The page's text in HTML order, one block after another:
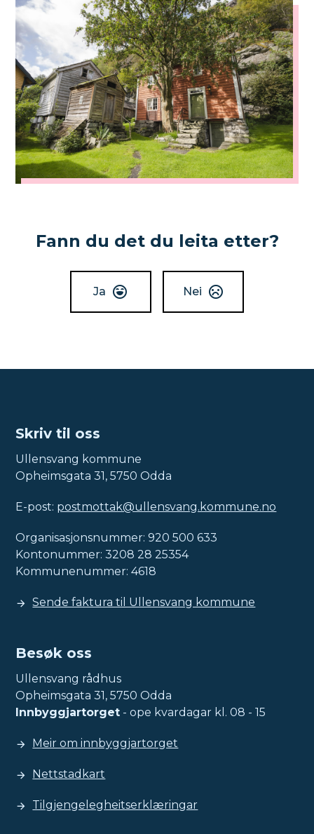
Fann du det du leita etter?
Ja Nei
Skriv til oss
Ullensvang kommune
Opheimsgata 31, 5750 Odda
E-post: postmottak@ullensvang.kommune.no
Organisasjonsnummer: 920 500 633
Kontonummer: 3208 28 25354
Kommunenummer: 4618
Sende faktura til Ullensvang kommune
Besøk oss
Ullensvang rådhus
Opheimsgata 31, 5750 Odda
Innbyggjartorget - ope kvardagar kl. 08 - 15
Meir om innbyggjartorget
Nettstadkart
Tilgjengelegheitserklæringar